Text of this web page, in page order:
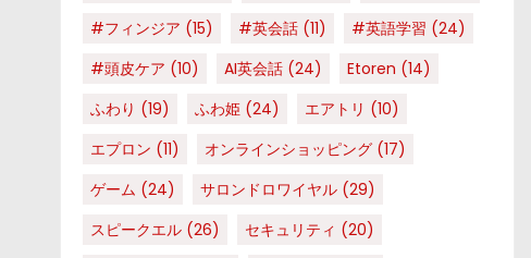
#フィンジア (15) #英会話 (11) #英語学習 (24)
#頭皮ケア (10) AI英会話 (24) Etoren (14)
ふわり (19) ふわ姫 (24) エアトリ (10)
エプロン (11) オンラインショッピング (17)
ゲーム (24) サロンドロワイヤル (29)
スピークエル (26) セキュリティ (20)